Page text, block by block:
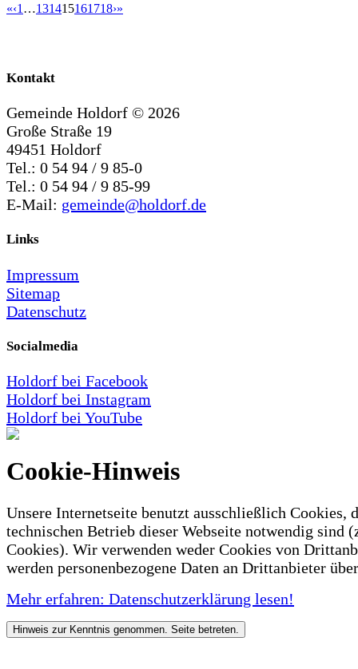
«‹1 …131415161718›»
Kontakt
Gemeinde Holdorf © 2026
Große Straße 19
49451 Holdorf
Tel.: 0 54 94 / 9 85-0
Tel.: 0 54 94 / 9 85-99
E-Mail: gemeinde@holdorf.de
Links
Impressum
Sitemap
Datenschutz
Socialmedia
Holdorf bei Facebook
Holdorf bei Instagram
Holdorf bei YouTube
Cookie-Hinweis
Unsere Internetseite benutzt ausschließlich Cookies,
technischen Betrieb dieser Webseite notwendig sind
Cookies). Wir verwenden weder Cookies von
werden personenbezogene Daten an Drittanbieter
Mehr erfahren: Datenschutzerklärung lesen!
Hinweis zur Kenntnis genommen. Seite betreten.